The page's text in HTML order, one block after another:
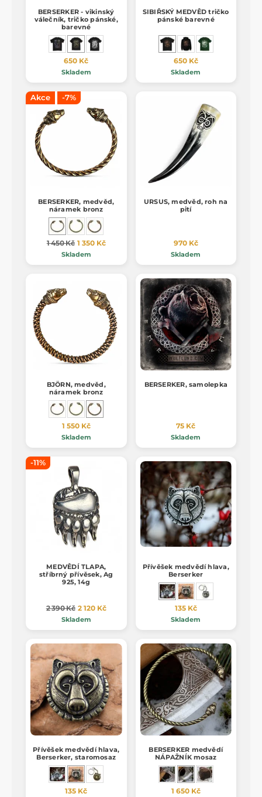
BERSERKER - vikinský
válečník, tričko pánské,
barevné
650 Kč
Skladem
SIBIŘSKÝ MEDVĚD tričko
pánské barevné
650 Kč
Skladem
Akce -7%
BERSERKER, medvěd,
náramek bronz
1 450 Kč 1 350 Kč
Skladem
URSUS, medvěd, roh na
pití
970 Kč
Skladem
BJÖRN, medvěd,
náramek bronz
1 550 Kč
Skladem
BERSERKER, samolepka
75 Kč
Skladem
-11%
MEDVĚDÍ TLAPA,
stříbrný přívěsek, Ag
925, 14g
2 390 Kč 2 120 Kč
Skladem
Přívěšek medvědí hlava,
Berserker
135 Kč
Skladem
Přívěšek medvědí hlava,
Berserker, staromosaz
135 Kč
BERSERKER medvědí
NÁPAŽNÍK mosaz
1 650 Kč